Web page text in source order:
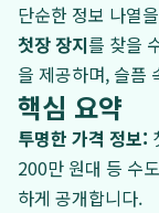
단순한 정보 나열
첫장 장지를 찾을
을 제공하며, 슬픔
핵심 요약
투명한 가격 정보:
200만 원대 등 수
하게 공개합니다.